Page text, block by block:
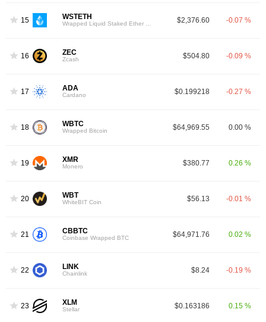
15 WSTETH $2,376.60 -0.07 %
16 ZEC
Zcash $504.80 -0.09 %
17 ADA
Cardano $0.199218 -0.27 %
18 WBTC
Wrapped Bitcoin $64,969.55 0.00 %
19 XMR
Monero $380.77 0.26 %
20 WBT
WhiteBIT Coin $56.13 -0.01 %
21 CBBTC
Coinbase Wrapped BTC $64,971.76 0.02 %
22 LINK
Chainlink $8.24 -0.19 %
23 XLM
Stellar $0.163186 0.15 %